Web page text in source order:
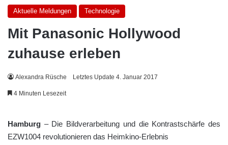
Aktuelle Meldungen Technologie
Mit Panasonic Hollywood
zuhause erleben
Alexandra Rüsche Letztes Update 4. Januar 2017
4 Minuten Lesezeit
Hamburg – Die Bildverarbeitung und die Kontrastschärfe des
EZW1004 revolutionieren das Heimkino-Erlebnis